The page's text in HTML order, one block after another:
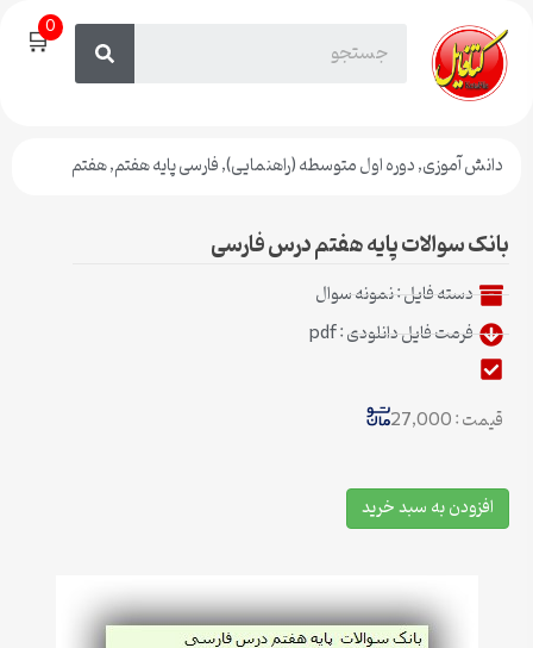
🛒0
دانش آموزی,دوره اول متوسطه (راهنمایی),فارسی پایه هفتم,هفتم
بانک سوالات پایه هفتم درس فارسی
دسته فایل :نمونه سوال
فرمت فایل دانلودی : pdf
قیمت : 27,000
افزودن به سبد خرید